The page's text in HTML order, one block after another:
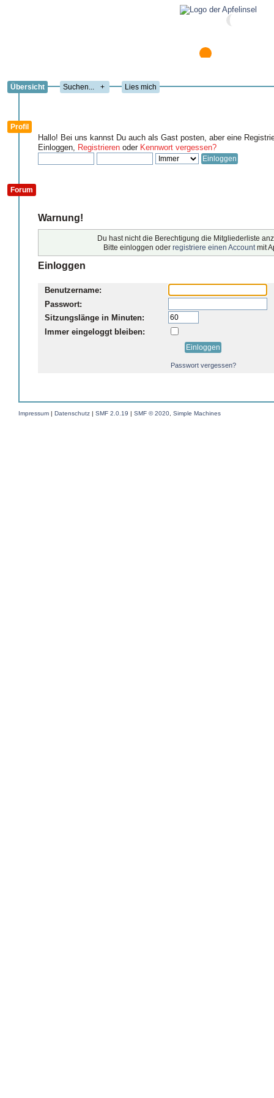
Übersicht + Lies mich
Profil
Hallo! Bei uns kannst Du auch als Gast posten, aber eine
Einloggen, Registrieren oder Kennwort vergessen?
Forum
Warnung!
Du hast nicht die Berechtigung die Mitgliederliste
Bitte einloggen oder registriere einen Account mit
Einloggen
Benutzername:
Passwort:
Sitzungslänge in Minuten:
Immer eingeloggt bleiben:
Passwort vergessen?
Impressum Datenschutz SMF 2.0.19 SMF © 2020, Simple Machines